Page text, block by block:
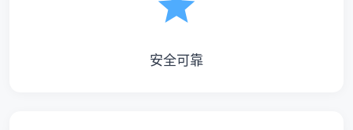
安全可靠